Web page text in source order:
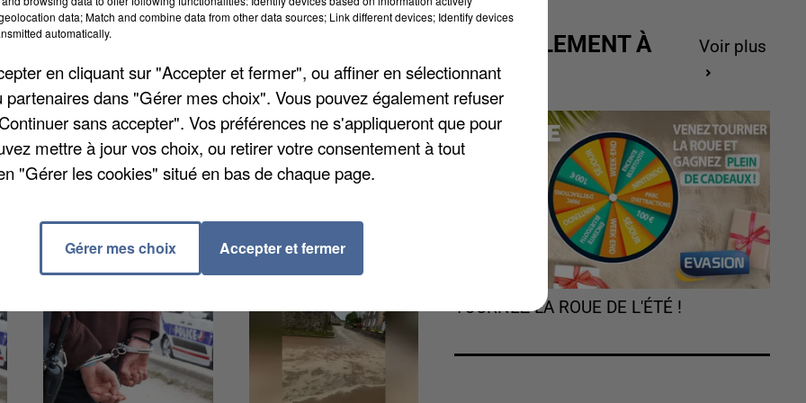
16 novembre. L’intervention a été délicate
éteindre les flammes et la pose de boudins
important dispositif a œuvré toute la nuit pour
de blessé.
ACTUELLEMENT À
GAGNER
Voir plus
TOURNEZ LA ROUE DE L'ÉTÉ !
data; Match and combine data from other data sources; Link different devices; Identify devices
automatically.
en cliquant sur "Accepter et fermer", ou affiner en sélectionnant
partenaires dans "Gérer mes choix". Vous pouvez également refuser
sans accepter". Vos préférences ne s'appliqueront que pour
mettre à jour vos choix, ou retirer votre consentement à tout
"Gérer les cookies" situé en bas de chaque page.
Gérer mes choix Accepter et fermer